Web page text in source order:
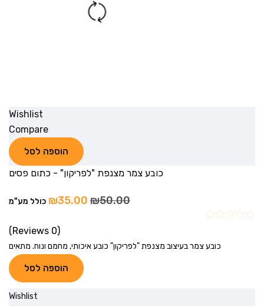
Wishlist
Compare
הוספה לסל
כובע צמר מצנפת "לפריקון" - כתום פסים
₪50.00
₪35.00 כולל מע"מ
(0 Reviews)
כובע צמר בעיצוב מצנפת "לפריקון" כובע איכותי, מחמם ונוח. מתאים
הוספה לסל
Wishlist